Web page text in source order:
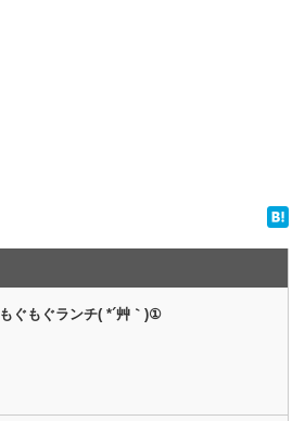
もぐもぐランチ( *´艸｀)①